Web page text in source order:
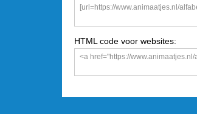
HTML code voor websites: